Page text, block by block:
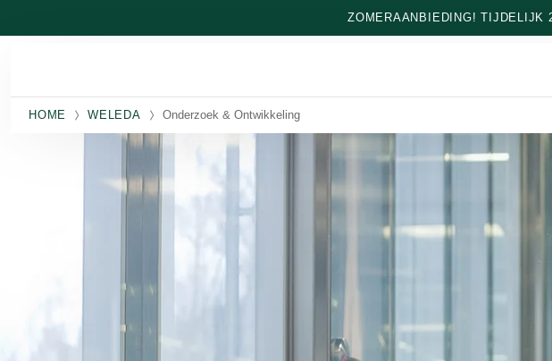
ZOMERAANBIEDING! TIJDELIJK
HOME WELEDA Onderzoek & Ontwikkeling